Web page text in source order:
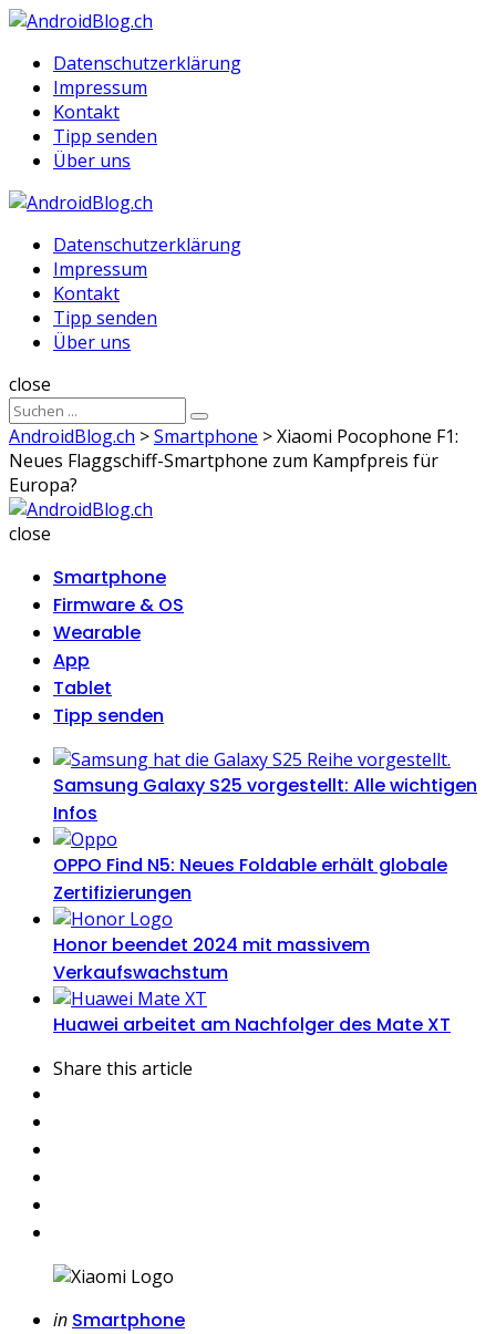
Menu
MenuDatenschutzerklärung
Impressum
Kontakt
Tipp senden
Über uns
Datenschutzerklärung
Impressum
Kontakt
Tipp senden
Über uns
Suche
close
Sucheergebnisse
für
Suche
AndroidBlog.ch >Smartphone >Xiaomi Pocophone F1:
Neues Flaggschiff-Smartphone zum Kampfpreis für
Europa?
close
Smartphone
Firmware & OS
Wearable
App
Tablet
Tipp senden
Samsung Galaxy S25 vorgestellt: Alle wichtigen
Infos
OPPO Find N5: Neues Foldable erhält globale
Zertifizierungen
Honor beendet 2024 mit massivem
Verkaufswachstum
Huawei arbeitet am Nachfolger des Mate XT
Share this article
Categories
Posted
in Smartphone